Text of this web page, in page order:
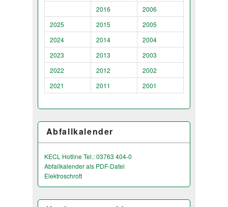
2016
2006
2025
2015
2005
2024
2014
2004
2023
2013
2003
2022
2012
2002
2021
2011 2001
Abfallkalender
KECL Hotline Tel.: 03763 404-0
Abfallkalender als PDF-Datei
Elektroschrott